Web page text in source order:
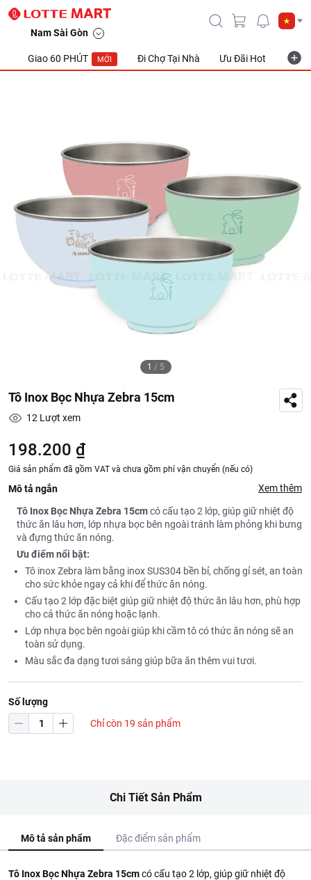
Nam Sài Gòn
Giao 60 PHÚT MỚI Đi Chợ Tại Nhà Ưu Đãi Hot
1 / 5
Tô Inox Bọc Nhựa Zebra 15cm
12 Lượt xem
198.200 ₫
Giá sản phẩm đã gồm VAT và chưa gồm phí vận chuyển (nếu có)
Mô tả ngắn Xem thêm
Tô Inox Bọc Nhựa Zebra 15cmcó cấu tạo 2 lớp, giúp giữ nhiệt độ
thức ăn lâu hơn, lớp nhựa bọc bên ngoài tránh làm phỏng khi bưng
và đựng thức ăn nóng.
Ưu điểm nổi bật:
Tô inox Zebra làm bằng inox SUS304 bền bỉ, chống gỉ sét, an toàn
cho sức khỏe ngay cả khi để thức ăn nóng.
Cấu tạo 2 lớp đặc biệt giúp giữ nhiệt độ thức ăn lâu hơn, phù hợp
cho cả thức ăn nóng hoặc lạnh.
Lớp nhựa bọc bên ngoài giúp khi cầm tô có thức ăn nóng sẽ an
toàn sử dụng.
Màu sắc đa dạng tươi sáng giúp bữa ăn thêm vui tươi.
Số lượng
Chỉ còn 19 sản phẩm
Chi Tiết Sản Phẩm
Mô tả sản phẩm Đặc điểm sản phẩm
Tô Inox Bọc Nhựa Zebra 15cmcó cấu tạo 2 lớp, giúp giữ nhiệt độ